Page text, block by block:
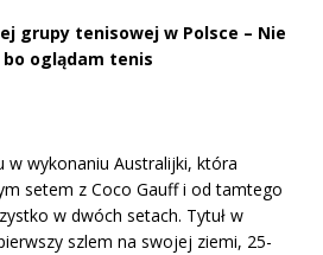
grupy tenisowej w Polsce – Nie
bo oglądam tenis
w wykonaniu Australijki, która
setem z Coco Gauff i od tamtego
w dwóch setach. Tytuł w
szlem na swojej ziemi, 25-